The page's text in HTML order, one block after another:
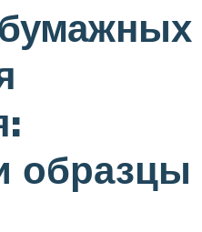
образцы